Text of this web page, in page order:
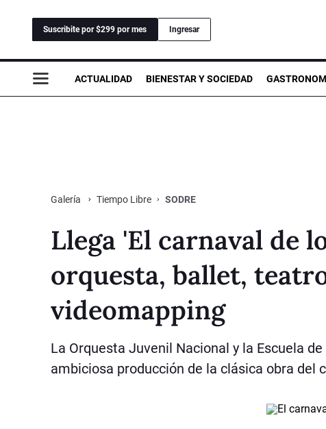
Suscribite por $299 por mes Ingresar
ACTUALIDAD BIENESTAR Y SOCIEDAD
Galería Tiempo Libre SODRE
Llega 'El carnaval de
orquesta, ballet,
videomapping
La Orquesta Juvenil Nacional y la Escuela
ambiciosa producción de la clásica obra del